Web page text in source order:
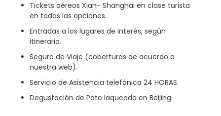
Tickets aéreos Xian- Shanghai en clase turista
en todas las opciones.
Entradas a los lugares de interés, según
itinerario.
Seguro de Viaje (coberturas de acuerdo a
nuestra web).
Servicio de Asistencia telefónica 24 HORAS.
Degustación de Pato laqueado en Beijing.